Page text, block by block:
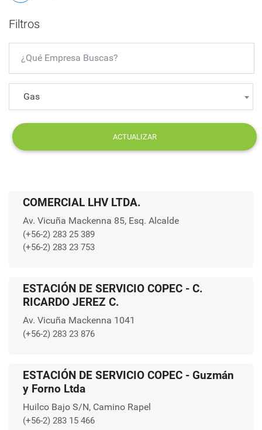
Filtros
Gas
ACTUALIZAR
COMERCIAL LHV LTDA.
Av. Vicuña Mackenna 85, Esq. Alcalde
(+56-2) 283 25 389
(+56-2) 283 23 753
ESTACIÓN DE SERVICIO COPEC - C.
RICARDO JEREZ C.
Av. Vicuña Mackenna 1041
(+56-2) 283 23 876
ESTACIÓN DE SERVICIO COPEC - Guzmán
y Forno Ltda
Huilco Bajo S/N, Camino Rapel
(+56-2) 283 15 466